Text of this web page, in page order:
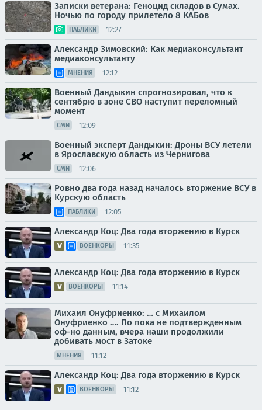
Записки ветерана: Геноцид складов в Сумах.
Ночью по городу прилетело 8 КАБов
ПАБЛИКИ 12:27
Александр Зимовский: Как медиаконсультант
медиаконсультанту
МНЕНИЯ 12:12
Военный Дандыкин спрогнозировал, что к
сентябрю в зоне СВО наступит переломный
момент
СМИ 12:09
Военный эксперт Дандыкин: Дроны ВСУ летели
в Ярославскую область из Чернигова
СМИ 12:06
Ровно два года назад началось вторжение ВСУ в
Курскую область
ПАБЛИКИ 12:05
Александр Коц: Два года вторжению в Курск
ВОЕНКОРЫ 11:35
Александр Коц: Два года вторжению в Курск
ВОЕНКОРЫ 11:14
Михаил Онуфриенко: … с Михаилом
Онуфриенко …. По пока не подтвержденным
оф-но данным, вчера наши продолжили
добивать мост в Затоке
МНЕНИЯ 11:12
Александр Коц: Два года вторжению в Курск
ВОЕНКОРЫ 11:12